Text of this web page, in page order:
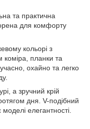
та практична
для комфорту
кольорі з
коміра, планки та
охайно та легко
а зручний крій
дня. V-подібний
елегантності.